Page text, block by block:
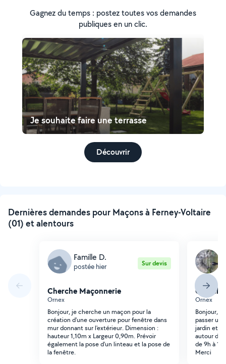
Gagnez du temps : postez toutes vos demandes
publiques en un clic.
Je souhaite faire une terrasse
Découvrir
Dernières demandes pour Maçons à Ferney-Voltaire
(01) et alentours
Famille D.
postée hier Sur devis
Cherche Maçonnerie
Ornex
Bonjour, je cherche un maçon pour la
création d'une ouverture pour fenêtre dans
mur donnant sur l'extérieur. Dimension :
hauteur 1,10m x Largeur 0,90m. Prévoir
également la pose d'un linteau et la pose de
la fenêtre.
Ornex
Bonjour,
passer
jardin et
autour
de 9h à
Merci